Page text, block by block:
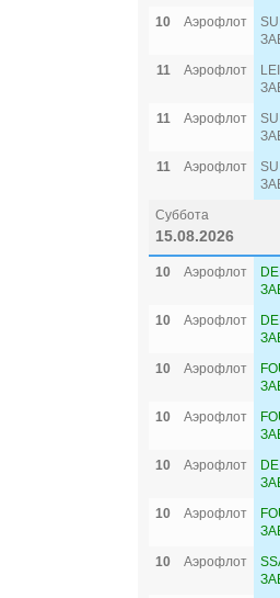
10
Аэрофлот
11
Аэрофлот
11
Аэрофлот
11
Аэрофлот
Суббота
15.08.2026
10 Аэрофлот
10
Аэрофлот
10
Аэрофлот
10
Аэрофлот
10
Аэрофлот
10
Аэрофлот
10
Аэрофлот